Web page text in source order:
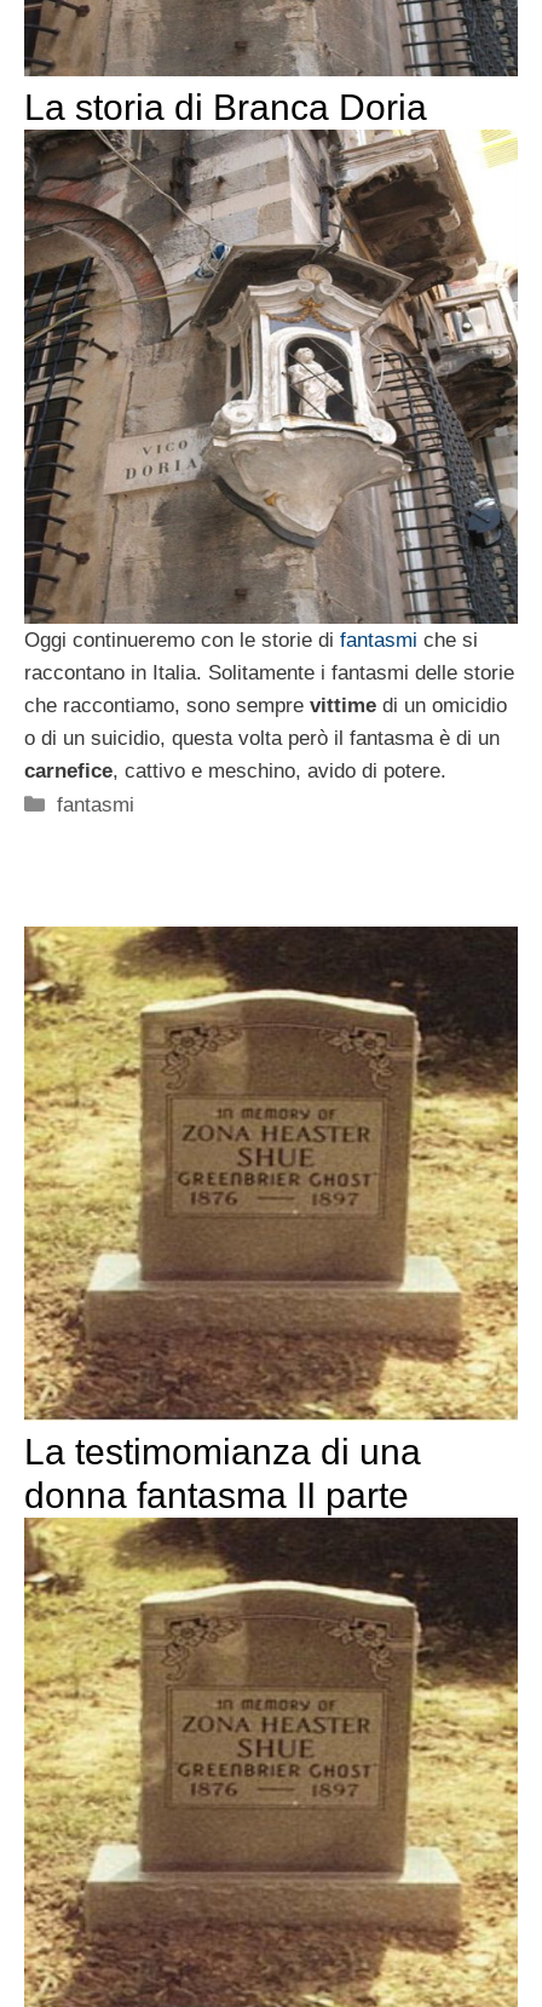
La storia di Branca Doria
Oggi continueremo con le storie di fantasmi che si
raccontano in Italia. Solitamente i fantasmi delle storie
che raccontiamo, sono sempre vittime di un omicidio
o di un suicidio, questa volta però il fantasma è di un
carnefice, cattivo e meschino, avido di potere.
Categorie
fantasmi
La testimomianza di una
donna fantasma II parte